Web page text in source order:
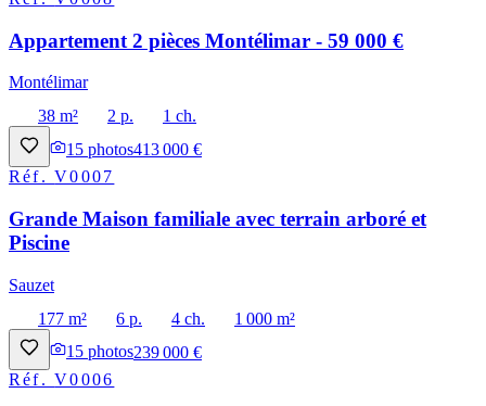
Appartement 2 pièces Montélimar - 59 000 €
Montélimar
38 m²
2 p.
1 ch.
15 photos413 000 €
Réf.V0007
Grande Maison familiale avec terrain arboré et
Piscine
Sauzet
177 m²
6 p. 4 ch.
1 000 m²
15 photos239 000 €
Réf.V0006